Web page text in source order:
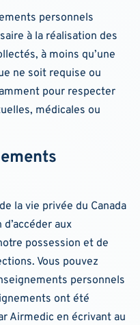
personnels
à la réalisation des
à moins qu’une
ne soit requise ou
pour respecter
médicales ou
la vie privée du Canada
aux
possession et de
Vous pouvez
personnels
ont été
Airmedic en écrivant au